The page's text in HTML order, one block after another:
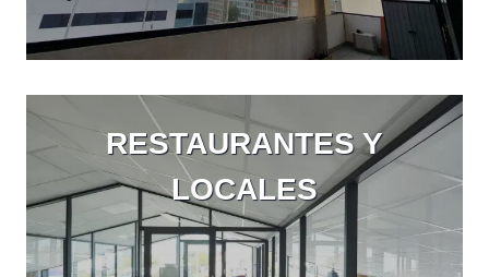
RESTAURANTES Y
LOCALES